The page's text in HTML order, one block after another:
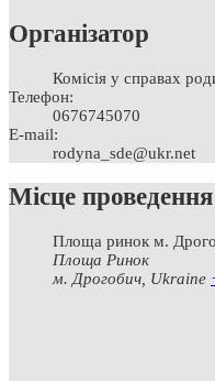
Організатор
Комісія у справах
Телефон:
0676745070
Е-mail:
rodyna_sde@ukr.net
Місце проведення
Площа ринок м.
Площа Ринок
м. Дрогобич Ukraine